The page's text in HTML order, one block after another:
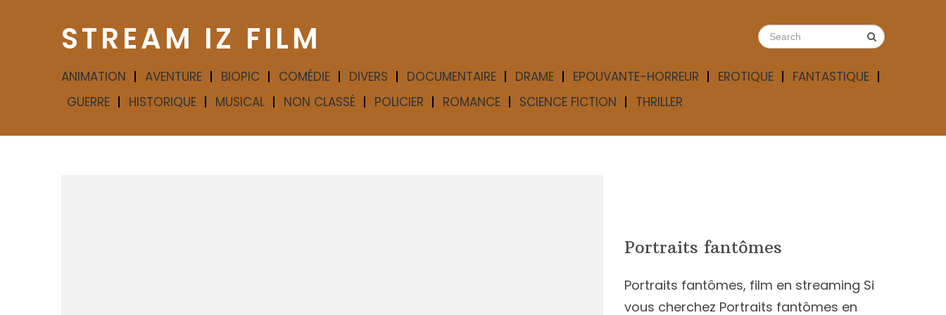
STREAM IZ FILM
ANIMATION AVENTURE BIOPIC COMÉDIE DIVERS DOCUMENTAIRE DRAME EPOUVANTE-HORREUR EROTIQUE
FANTASTIQUE
GUERRE
HISTORIQUE MUSICAL NON CLASSÉ POLICIER ROMANCE SCIENCE FICTION THRILLER
Portraits fantômes
Portraits fantômes, film en streaming Si
vous cherchez Portraits fantômes en